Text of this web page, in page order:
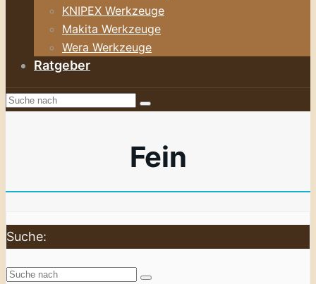
KNIPEX Werkzeuge
Makita Werkzeuge
Wera Werkzeuge
Ratgeber
Fein
Suche: